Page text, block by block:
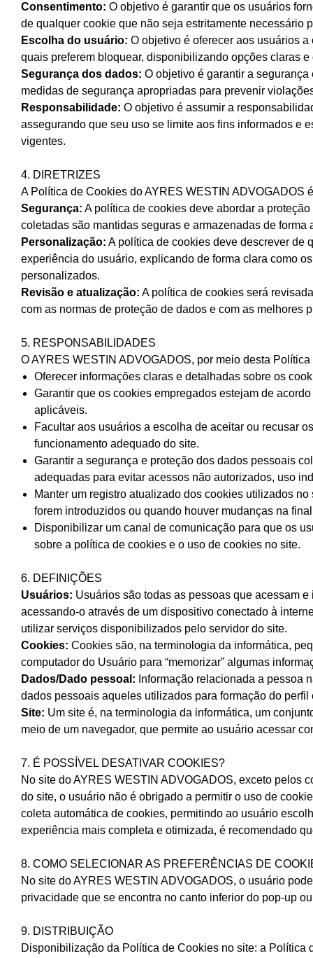
Consentimento: O objetivo é garantir que os usuários
de qualquer cookie que não seja estritamente necessário
Escolha do usuário: O objetivo é oferecer aos usuários
quais preferem bloquear, disponibilizando opções claras
Segurança dos dados: O objetivo é garantir a
medidas de segurança apropriadas para prevenir
Responsabilidade: O objetivo é assumir a
assegurando que seu uso se limite aos fins informados e
vigentes.
4. DIRETRIZES
A Política de Cookies do AYRES WESTIN ADVOGADOS
Segurança: A política de cookies deve abordar a
coletadas são mantidas seguras e armazenadas de forma
Personalização: A política de cookies deve descrever de
experiência do usuário, explicando de forma clara como
personalizados.
Revisão e atualização: A política de cookies será
com as normas de proteção de dados e com as melhores
5. RESPONSABILIDADES
O AYRES WESTIN ADVOGADOS, por meio desta
Oferecer informações claras e detalhadas sobre os
Garantir que os cookies empregados estejam de
aplicáveis.
Facultar aos usuários a escolha de aceitar ou recusar
funcionamento adequado do site.
Garantir a segurança e proteção dos dados pessoais
adequadas para evitar acessos não autorizados, uso
Manter um registro atualizado dos cookies utilizados
forem introduzidos ou quando houver mudanças na
Disponibilizar um canal de comunicação para que os
sobre a política de cookies e o uso de cookies no site.
6. DEFINIÇÕES
Usuários: Usuários são todas as pessoas que acessam
acessando-o através de um dispositivo conectado à
utilizar serviços disponibilizados pelo servidor do site.
Cookies: Cookies são, na terminologia da informática,
computador do Usuário para “memorizar” algumas
Dados/Dado pessoal: Informação relacionada a pessoa
dados pessoais aqueles utilizados para formação do
Site: Um site é, na terminologia da informática, um
meio de um navegador, que permite ao usuário acessar
7. É POSSÍVEL DESATIVAR COOKIES?
No site do AYRES WESTIN ADVOGADOS, exceto pelos
do site, o usuário não é obrigado a permitir o uso de
coleta automática de cookies, permitindo ao usuário
experiência mais completa e otimizada, é recomendado
8. COMO SELECIONAR AS PREFERÊNCIAS DE
No site do AYRES WESTIN ADVOGADOS, o usuário
privacidade que se encontra no canto inferior do pop-up
9. DISTRIBUIÇÃO
Disponibilização da Política de Cookies no site: a